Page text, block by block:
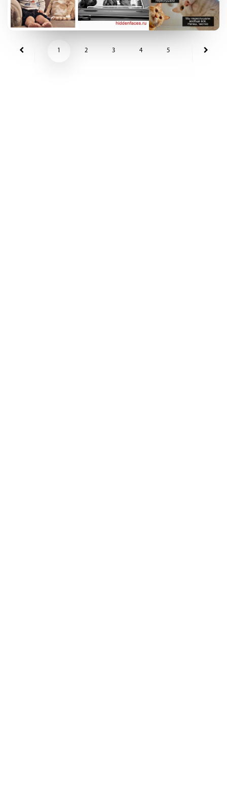
1 2 3 4 5